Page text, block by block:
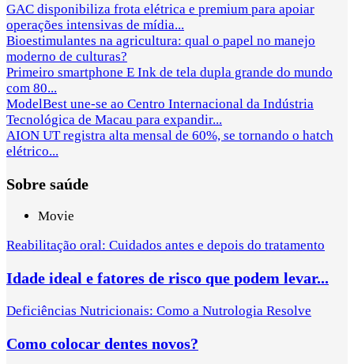
GAC disponibiliza frota elétrica e premium para apoiar
operações intensivas de mídia...
Bioestimulantes na agricultura: qual o papel no manejo
moderno de culturas?
Primeiro smartphone E Ink de tela dupla grande do mundo
com 80...
ModelBest une-se ao Centro Internacional da Indústria
Tecnológica de Macau para expandir...
AION UT registra alta mensal de 60%, se tornando o hatch
elétrico...
Sobre saúde
Movie
Reabilitação oral: Cuidados antes e depois do tratamento
Idade ideal e fatores de risco que podem levar...
Deficiências Nutricionais: Como a Nutrologia Resolve
Como colocar dentes novos?